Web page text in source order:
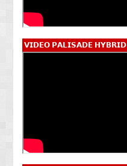
𝗩𝗜𝗗𝗘𝗢 𝗣𝗔𝗟𝗜𝗦𝗔𝗗𝗘 𝗛𝗬𝗕𝗥𝗜𝗗